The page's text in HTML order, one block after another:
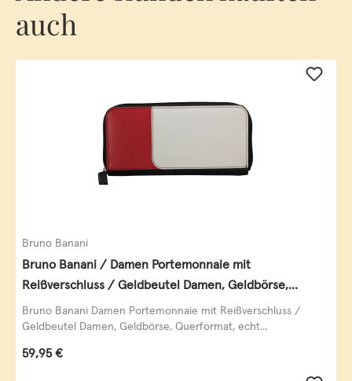
auch
Bruno Banani
Bruno Banani / Damen Portemonnaie mit
Reißverschluss / Geldbeutel Damen, Geldbörse,
Querformat, echt Leder, black/white/red
Bruno Banani Damen Portemonnaie mit Reißverschluss /
Geldbeutel Damen, Geldbörse, Querformat, echt...
Regulärer Preis:
59,95 €